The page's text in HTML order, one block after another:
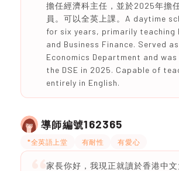
擔任經濟科主任，並於2025年擔
員。可以全英上課。A daytime
for six years, primarily teaching
and Business Finance. Served
Economics Department and
the DSE in 2025. Capable of
entirely in English.
導師編號162365
*全英語上堂 有耐性 有愛心
家長你好，我現正就讀於香港中